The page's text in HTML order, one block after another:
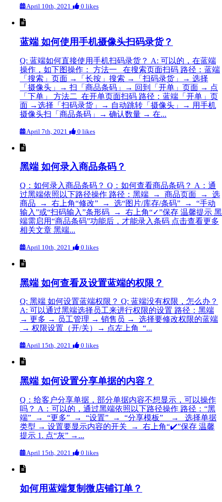
April 10th, 2021 0 likes
蓝端 如何使用手机摄像头扫码录货？
Q: 蓝端如何直接使用手机扫码录货？ A: 可以的，在蓝端
操作，如下图操作： 方法一 在搜索页面扫码 路径：蓝端
「搜索」页面 →「长按」搜索 →「扫码录货」→ 选择
「摄像头」→ 扫「商品条码」→ 回到「开单」页面 → 点
「下单」 方法二 在开单页面扫码 路径：蓝端「开单」页
面 →选择「扫码录货」→ 自动跳转「摄像头」→ 用手机
摄像头扫「商品条码」→ 确认数量 → 在...
April 7th, 2021 0 likes
黑端 如何录入商品条码？
Q：如何录入商品条码？ Q：如何查看商品条码？ A：通
过黑端依照以下路径操作 路径：黑端 → 商品页面 → 选
商品 → 右上角“修改” → 选“图片/库存/条码” → “手动
输入”或“扫码输入”条形码 → 右上角“✓”保存 温馨提示 黑
端需启用“商品条码”功能后，才能录入条码 点击查看更多
相关文章 黑端...
April 10th, 2021 0 likes
黑端 如何查看及设置蓝端的权限？
Q: 黑端 如何设置蓝端权限？ Q: 蓝端没有权限，怎么办？
A: 可以通过黑端选择员工来进行权限的设置 路径：黑端
→ 更多 → 员工管理 → 销售员 → 选择要修改权限的蓝端
→ 权限设置（开/关）→ 点左上角 “...
April 15th, 2021 0 likes
黑端 如何设置分享单据的内容？
Q：给客户分享单据，部分单据内容不想显示，可以操作
吗？ A：可以的，通过黑端依照以下路径操作 路径：“黑
端” → “更多” → “设置” → “分享模板” → 选择单据
类型 → 设置要显示内容的开关 → 右上角“✔️”保存 温馨
提示 1. 点“灰” →...
April 15th, 2021 0 likes
如何用蓝端复制微店铺订单？